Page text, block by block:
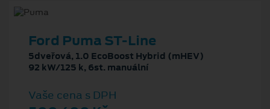
Ford Puma ST-Line
5dveřová, 1.0 EcoBoost Hybrid (mHEV)
92 kW/125 k, 6st. manuální
Vaše cena s DPH